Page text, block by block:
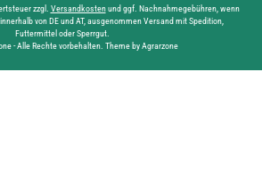
zzgl. Versandkostenund ggf. Nachnahmegebühren, wenn
von DE und AT, ausgenommen Versand mit Spedition,
Futtermittel oder Sperrgut.
- Alle Rechte vorbehalten. Theme by Agrarzone